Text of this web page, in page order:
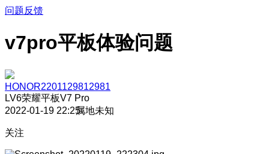
问题反馈
v7pro平板体验问题
HONOR2201129812981
LV6荣耀平板V7 Pro
2022-01-19 22:25属地未知
关注